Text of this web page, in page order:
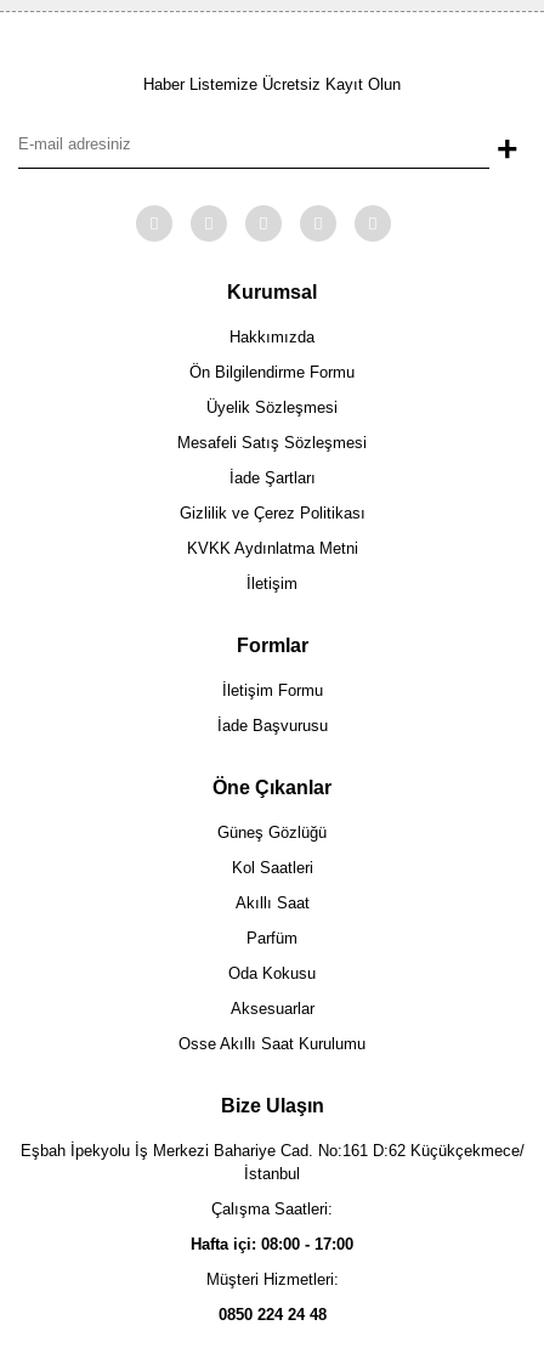
Haber Listemize Ücretsiz Kayıt Olun
+
Kurumsal
Hakkımızda
Ön Bilgilendirme Formu
Üyelik Sözleşmesi
Mesafeli Satış Sözleşmesi
İade Şartları
Gizlilik ve Çerez Politikası
KVKK Aydınlatma Metni
İletişim
Formlar
İletişim Formu
İade Başvurusu
Öne Çıkanlar
Güneş Gözlüğü
Kol Saatleri
Akıllı Saat
Parfüm
Oda Kokusu
Aksesuarlar
Osse Akıllı Saat Kurulumu
Bize Ulaşın
Eşbah İpekyolu İş Merkezi Bahariye Cad. No:161 D:62 Küçükçekmece/
İstanbul
Çalışma Saatleri:
Hafta içi: 08:00 - 17:00
Müşteri Hizmetleri:
0850 224 24 48